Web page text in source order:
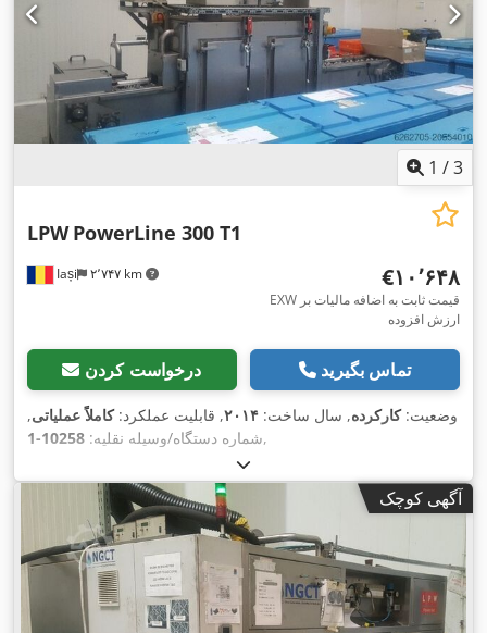
1 /3
Iași ۲٬۷۴۷ km
LPW PowerLine 300 T1
‎€۱۰٬۶۴۸
EXW قیمت ثابت به اضافه مالیات بر
ارزش افزوده
درخواست کردن تماس بگیرید
وضعیت:کارکرده, سال ساخت: ۲۰۱۴, قابلیت عملکرد:کاملاً عملیاتی,
شماره دستگاه/وسیله نقلیه: 10258-1 ,
آگهی کوچک